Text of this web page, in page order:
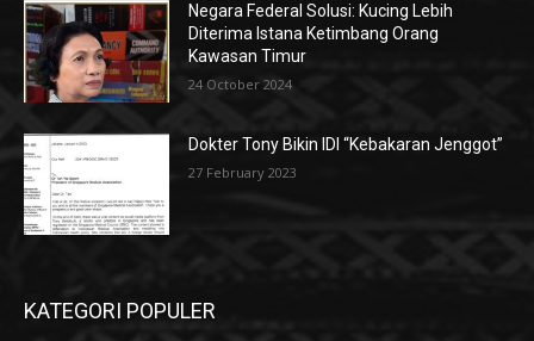
Negara Federal Solusi: Kucing Lebih
Diterima Istana Ketimbang Orang
Kawasan Timur
24 October 2024
Dokter Tony Bikin IDI “Kebakaran Jenggot”
27 February 2023
KATEGORI POPULER